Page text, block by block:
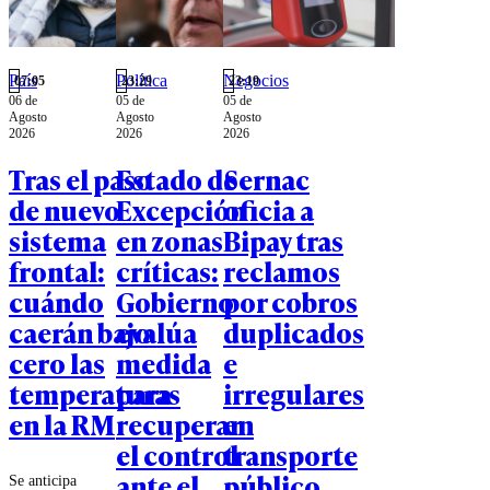
teléfonos,
tarjetas SIM,
satelital y
País
07:05
06 de
Agosto
2026
Tras el paso
de nuevo
sistema
frontal:
cuándo
caerán bajo
cero las
temperaturas
en la RM
Se anticipa
Política
23:29
05 de
Agosto
2026
Estado de
Excepción
en zonas
críticas:
Gobierno
evalúa
medida
para
recuperar
el control
Negocios
23:19
05 de
Agosto
2026
Sernac
oficia a
Bipay tras
reclamos
por cobros
duplicados
e
irregulares
en
transporte